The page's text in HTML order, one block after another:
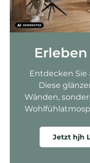
Entdecken Sie
Diese
Wänden,
Jetzt hjh